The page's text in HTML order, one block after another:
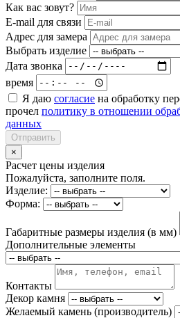
Как вас зовут?
E-mail для связи
Адрес для замера
Выбрать изделие
Дата звонка
время
Я даю согласие на обработку
прочел политику в отношении
данных
Отправить
×
Расчет цены изделия
Пожалуйста, заполните поля.
Изделие:
Форма:
Габаритные размеры изделия (в мм)
Дополнительные элементы
Контакты
Декор камня
Желаемый камень (производитель)